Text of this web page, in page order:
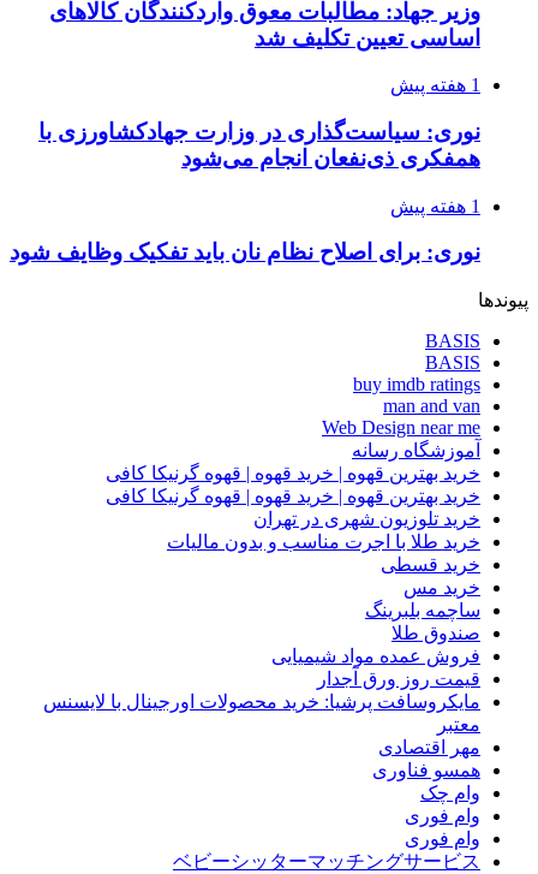
وزیر جهاد: مطالبات معوق واردکنندگان کالاهای
اساسی تعیین تکلیف شد
1 هفته پیش
نوری: سیاست‌گذاری در وزارت جهادکشاورزی با
همفکری ذی‌نفعان انجام می‌شود
1 هفته پیش
نوری: برای اصلاح نظام نان باید تفکیک وظایف شود
پیوندها
BASIS
BASIS
buy imdb ratings
man and van
Web Design near me
آموزشگاه رسانه
خرید بهترین قهوه | خرید قهوه | قهوه گرنیکا کافی
خرید بهترین قهوه | خرید قهوه | قهوه گرنیکا کافی
خرید تلوزیون شهری در تهران
خرید طلا با اجرت مناسب و بدون مالیات
خرید قسطی
خرید مس
ساچمه بلبرینگ
صندوق طلا
فروش عمده مواد شیمیایی
قیمت روز ورق آجدار
مایکروسافت پرشیا: خرید محصولات اورجینال با لایسنس
معتبر
مهر اقتصادی
همسو فناوری
وام چک
وام فوری
وام فوری
ベビーシッターマッチングサービス